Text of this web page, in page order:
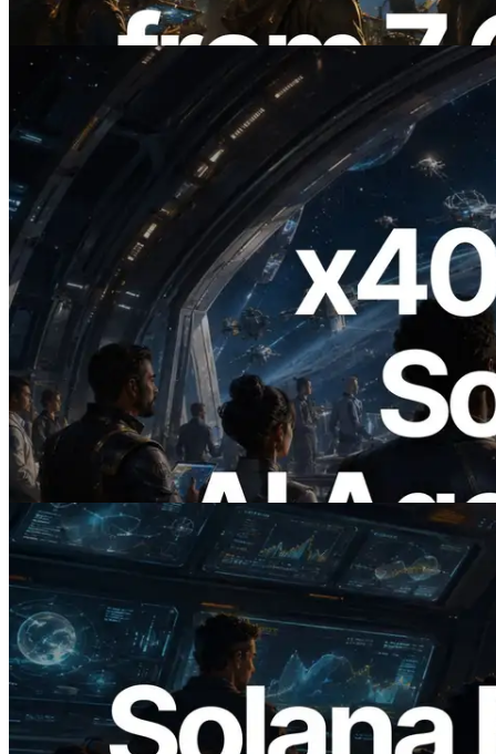
Bu makaleyi oku
2026.07.04
ERPC x402 destekli Solana RPC'yi
yayınladı — AI agent'ların ihtiyaç
duydukları API'ler için anında ödeme
yaptığı dönem
Bu makaleyi oku